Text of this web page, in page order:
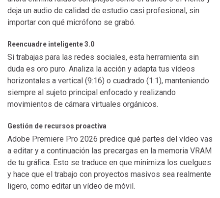
deja un audio de calidad de estudio casi profesional, sin
importar con qué micrófono se grabó.
Reencuadre inteligente 3.0
Si trabajas para las redes sociales, esta herramienta sin
duda es oro puro. Analiza la acción y adapta tus vídeos
horizontales a vertical (9:16) o cuadrado (1:1), manteniendo
siempre al sujeto principal enfocado y realizando
movimientos de cámara virtuales orgánicos.
Gestión de recursos proactiva
Adobe Premiere Pro 2026 predice qué partes del vídeo vas
a editar y a continuación las precargas en la memoria VRAM
de tu gráfica. Esto se traduce en que minimiza los cuelgues
y hace que el trabajo con proyectos masivos sea realmente
ligero, como editar un vídeo de móvil.